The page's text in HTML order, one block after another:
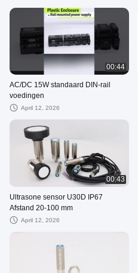
00:44
AC/DC 15W standaard DIN-rail
voedingen
April 12, 2026
00:43
Ultrasone sensor U30D IP67
Afstand 20-100 mm
April 12, 2026